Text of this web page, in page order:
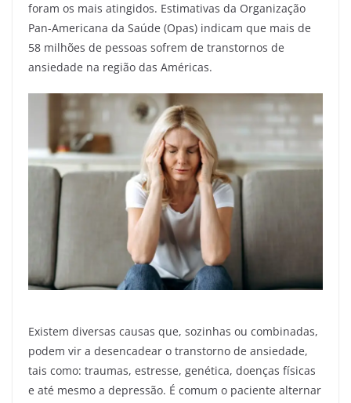
foram os mais atingidos. Estimativas da Organização
Pan-Americana da Saúde (Opas) indicam que mais de
58 milhões de pessoas sofrem de transtornos de
ansiedade na região das Américas.
Existem diversas causas que, sozinhas ou combinadas,
podem vir a desencadear o transtorno de ansiedade,
tais como: traumas, estresse, genética, doenças físicas
e até mesmo a depressão. É comum o paciente alternar